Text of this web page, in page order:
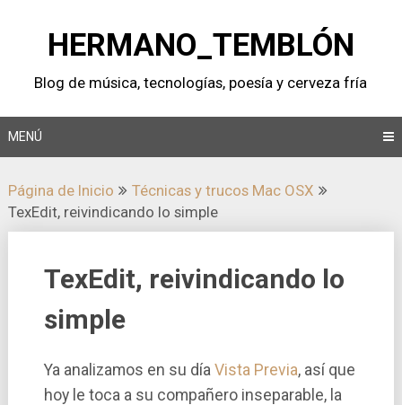
contenidoHERMANO_TEMBLÓN
Blog de música, tecnologí­as, poesí­a y cerveza frí­a
MENÚ
Página de Inicio
Técnicas y trucos Mac OSX
TexEdit, reivindicando lo simple
TexEdit, reivindicando lo
simple
Ya analizamos en su dí­a Vista Previa, así­ que
hoy le toca a su compañero inseparable, la